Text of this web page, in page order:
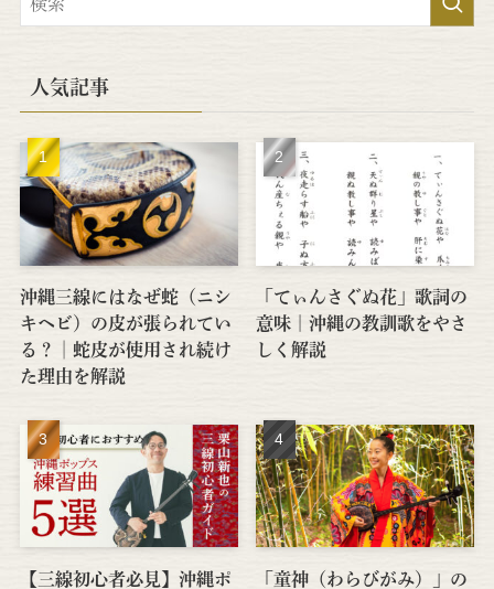
人気記事
沖縄三線にはなぜ蛇（ニシ
キヘビ）の皮が張られてい
る？│蛇皮が使用され続け
た理由を解説
「てぃんさぐぬ花」歌詞の
意味｜沖縄の教訓歌をやさ
しく解説
【三線初心者必見】沖縄ポ
「童神（わらびがみ）」の